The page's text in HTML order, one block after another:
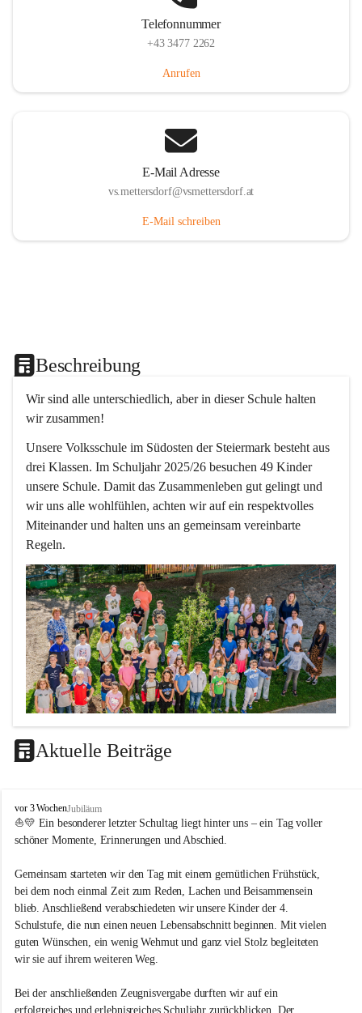
Telefonnummer
+43 3477 2262
Anrufen
E-Mail Adresse
vs.mettersdorf@vsmettersdorf.at
E-Mail schreiben
Beschreibung
Wir sind alle unterschiedlich, aber in dieser Schule halten
wir zusammen!
Unsere Volksschule im Südosten der Steiermark besteht aus
drei Klassen. Im Schuljahr 2025/26 besuchen 49 Kinder
unsere Schule. Damit das Zusammenleben gut gelingt und
wir uns alle wohlfühlen, achten wir auf ein respektvolles
Miteinander und halten uns an gemeinsam vereinbarte
Regeln.
Unterrichtsqualität
Es ist uns wichtig …
durch das Angebot verschiedener Unterrichtsformen
ein motiviertes Lernklima zu schaffen.
Grundtechniken zu vermitteln und zu üben.
die Selbsttätigkeit der SchülerInnen zu fördern.
dass die SchülerInnen ihre Stärken erkennen und ihre
durch ein Angebot verschiedener Lern-, Spiel- und
Erholungsbereiche die individuellen Bedürfnisse und
Aktuelle Beiträge
V
o
l
s
s
c
h
u
l
e
t
vor 3 WochenJubiläum
⛵💛 Ein besonderer letzter Schultag liegt hinter uns – ein Tag voller
schöner Momente, Erinnerungen und Abschied.
Gemeinsam starteten wir den Tag mit einem gemütlichen Frühstück,
bei dem noch einmal Zeit zum Reden, Lachen und Beisammensein
blieb. Anschließend verabschiedeten wir unsere Kinder der 4.
Schulstufe, die nun einen neuen Lebensabschnitt beginnen. Mit vielen
guten Wünschen, ein wenig Wehmut und ganz viel Stolz begleiteten
wir sie auf ihrem weiteren Weg.
Bei der anschließenden Zeugnisvergabe durften wir auf ein
erfolgreiches und erlebnisreiches Schuljahr zurückblicken. Der